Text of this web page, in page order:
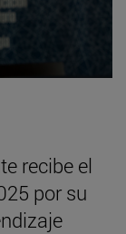
recibe el
por su